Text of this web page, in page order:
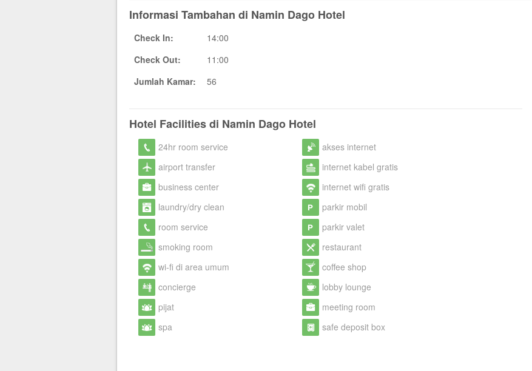
Informasi Tambahan di Namin Dago Hotel
Check In:
14:00
Check Out:
11:00
Jumlah Kamar:
56
Hotel Facilities di Namin Dago Hotel
24hr room service
airport transfer
business center
laundry/dry clean
room service
smoking room
wi-fi di area umum
concierge
pijat
spa
akses internet
internet kabel gratis
internet wifi gratis
parkir mobil
parkir valet
restaurant
coffee shop
lobby lounge
meeting room
safe deposit box